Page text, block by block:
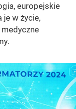
europejskie
je w życie,